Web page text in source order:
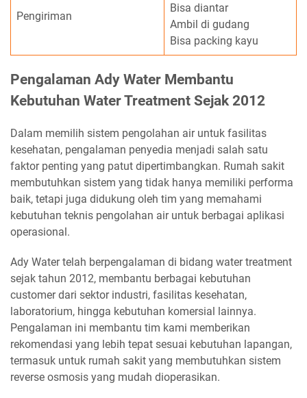
Pengiriman
Bisa diantar
Ambil di gudang
Bisa packing kayu
Pengalaman Ady Water Membantu
Kebutuhan Water Treatment Sejak 2012
Dalam memilih sistem pengolahan air untuk fasilitas
kesehatan, pengalaman penyedia menjadi salah satu
faktor penting yang patut dipertimbangkan. Rumah sakit
membutuhkan sistem yang tidak hanya memiliki performa
baik, tetapi juga didukung oleh tim yang memahami
kebutuhan teknis pengolahan air untuk berbagai aplikasi
operasional.
Ady Water telah berpengalaman di bidang water treatment
sejak tahun 2012, membantu berbagai kebutuhan
customer dari sektor industri, fasilitas kesehatan,
laboratorium, hingga kebutuhan komersial lainnya.
Pengalaman ini membantu tim kami memberikan
rekomendasi yang lebih tepat sesuai kebutuhan lapangan,
termasuk untuk rumah sakit yang membutuhkan sistem
reverse osmosis yang mudah dioperasikan.